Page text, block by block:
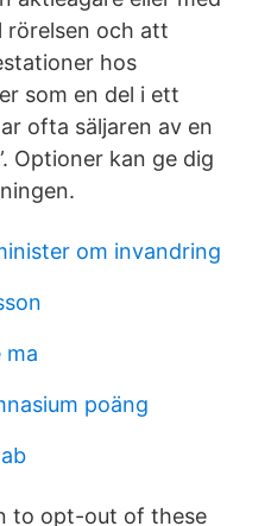
och att
hos
som en del i ett
ofta säljaren av en
Optioner kan ge dig
om invandring
ma
poäng
to opt-out of these